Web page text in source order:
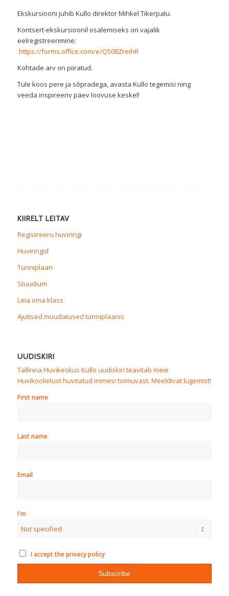
Ekskursiooni juhib Kullo direktor Mihkel Tikerpalu.
Kontsert-ekskursioonil osalemiseks on vajalik
eelregistreerimine:
https://forms.office.com/e/Q508ZreihR
Kohtade arv on piiratud.
Tule koos pere ja sõpradega, avasta Kullo tegemisi ning
veeda inspireeriv päev loovuse keskel!
KIIRELT LEITAV
Registreeru huviringi
Huviringid
Tunniplaan
Stuudium
Leia oma klass
Ajutised muudatused tunniplaanis
UUDISKIRI
Tallinna Huvikeskus Kullo uudiskiri teavitab meie
Huvikoolielust huvitatud inimesi toimuvast. Meeldivat lugemist!
First name
Last name
Email
I'm
I accept the privacy policy